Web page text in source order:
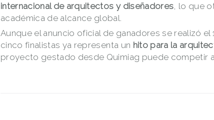
internacional de arquitectos y diseñadores , lo que
académica de alcance global.
Aunque el anuncio oficial de ganadores se realizó
cinco finalistas ya representa un hito para la
proyecto gestado desde Quimiag puede competir